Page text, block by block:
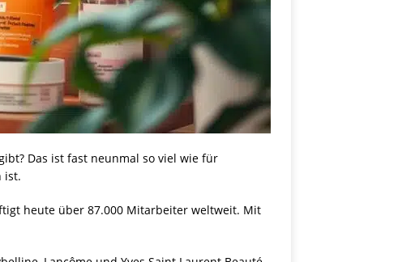
Das ist fast neunmal so viel wie für
ist.
heute über 87.000 Mitarbeiter weltweit. Mit